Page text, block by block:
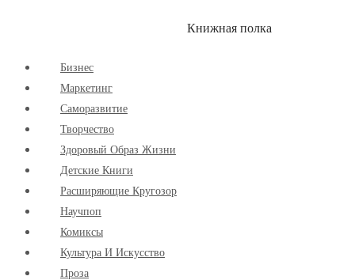
Книжная полка
Бизнес
Маркетинг
Cаморазвитие
Творчество
Здоровый Образ Жизни
Детские Книги
Расширяющие Кругозор
Научпоп
Комиксы
Культура И Искусство
Проза